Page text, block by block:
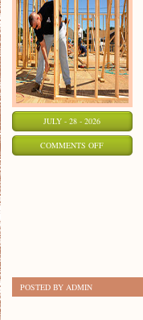
JULY - 28 - 2026
COMMENTS OFFON
POSTED BY ADMIN